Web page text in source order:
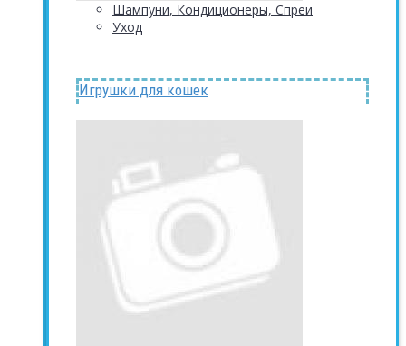
Шампуни, Кондиционеры, Спреи
Уход
Игрушки для кошек